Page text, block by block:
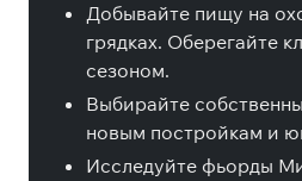
Добывайте пищу на
грядках. Оберегайте
сезоном.
Выбирайте
новым постройкам и
Исследуйте фьорды